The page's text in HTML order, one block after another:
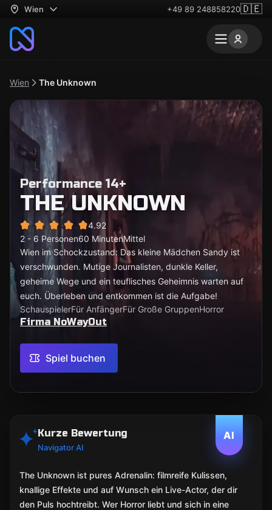
Wien +49 89 248858220🇩🇪
Wien The Unknown
Performance 14+
THE UNKNOWN
4.92
2 - 6 Personen60 MinutenMittel
Wien im Schockzustand: Das kleine Mädchen Sandy ist
verschwunden. Mutige Journalisten, dunkle Keller,
geheime Wege und ein teuflisches Geheimnis warten auf
euch. Überleben und entkommen ist die Aufgabe!
SchauspielerFür AnfängerFür Große GruppenHorror
Firma NoWayOut
Spiel buchen
AI
Kurze Bewertung
Navigator AI
The Unknown ist pures Adrenalin: filmreife Kulissen,
knallige Effekte und auf Wunsch ein Live-Actor, der dir
den Puls hochtreibt. Wer Horror liebt und sich in eine